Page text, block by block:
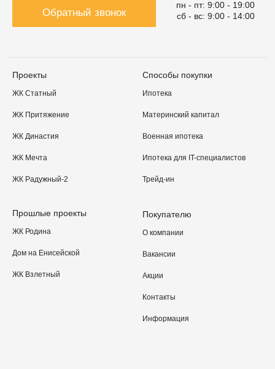
Обратный звонок
пн - пт: 9:00 - 19:00
сб - вс: 9:00 - 14:00
Проекты
ЖК Статный
ЖК Притяжение
ЖК Династия
ЖК Мечта
ЖК Радужный-2
Прошлые проекты
ЖК Родина
Дом на Енисейской
ЖК Взлетный
Способы покупки
Ипотека
Материнский капитал
Военная ипотека
Ипотека для IT-специалистов
Трейд-ин
Покупателю
О компании
Вакансии
Акции
Контакты
Информация